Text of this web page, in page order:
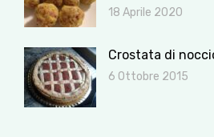
18 Aprile 2020
Crostata di
6 Ottobre 2015